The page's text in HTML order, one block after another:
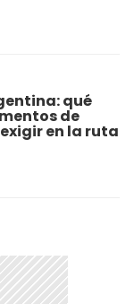
qué
de
en la ruta